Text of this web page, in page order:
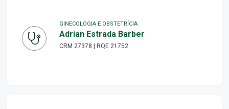
GINECOLOGIA E OBSTETRÍCIA
Adrian Estrada Barber
CRM 27378 | RQE 21752